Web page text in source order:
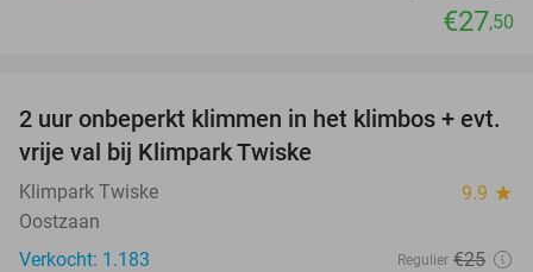
€27,50
23%
2 uur onbeperkt klimmen in het klimbos + evt.
vrije val bij Klimpark Twiske
Klimpark Twiske 9.9 star
Oostzaan
Verkocht: 1.183
Regulier €25